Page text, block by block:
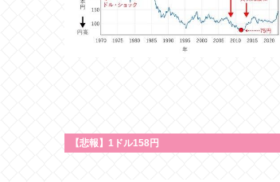
【悲報】1ドル158円